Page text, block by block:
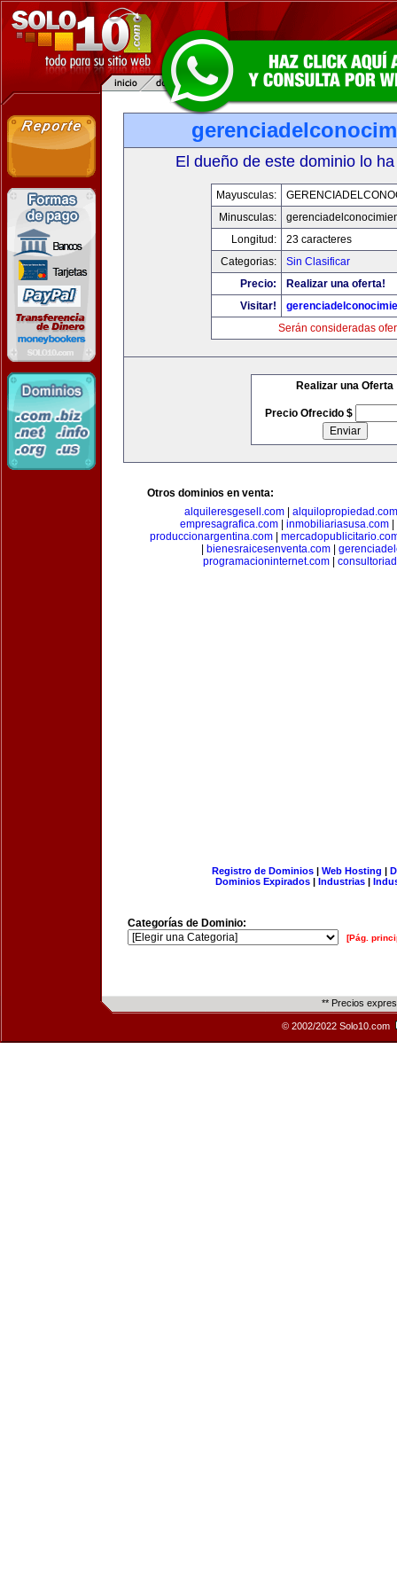
El dueño de este dominio lo
Mayusculas:
Minusculas:
Longitud:
23 caracteres
Categorias:
Sin Clasificar
Precio:
Realizar una oferta!
Visitar!
Serán consideradas
Realizar una Oferta
Precio Ofrecido $
Otros dominios en venta:
alquileresgesell.com| alquilopropiedad.com
empresagrafica.com| inmobiliariasusa.com|
produccionargentina.com|
bienesraicesenventa.com|
programacioninternet.com|
Registro de Dominios| Web Hosting |
Dominios Expirados | Industrias |
Categorías de Dominio:
[Pág.
** Precios
© 2002/2022 Solo10.com